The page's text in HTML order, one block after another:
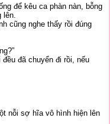
để kêu ca phàn nàn, bỗng
lên.
cũng nghe thấy rồi đúng
đã chuyển đi rồi, nếu
nỗi sợ hĩa vô hình hiện lên